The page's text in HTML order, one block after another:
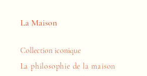
La Maison
Collection iconique
La philosophie de la maison